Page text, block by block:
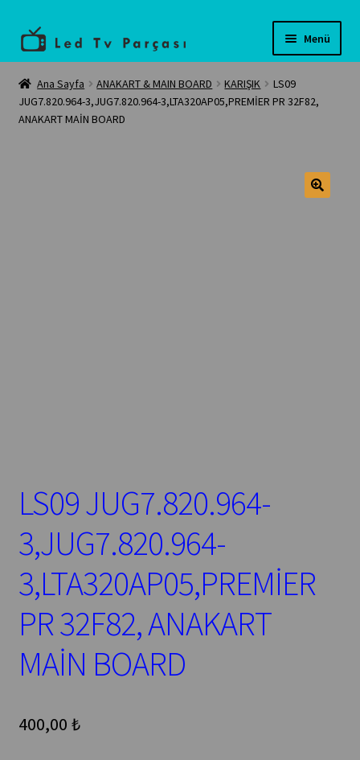
Dolaşıma
geç
İçeriğe
geç
Menü
Anasayfa
Teknik servis
Ana Sayfa ANAKART & MAIN BOARD KARIŞIK
LS09
JUG7.820.964-3,JUG7.820.964-3,LTA320AP05,PREMİER PR 32F82,
ANAKART MAİN BOARD
LS09 JUG7.820.964-
3,JUG7.820.964-
3,LTA320AP05,PREMİER
PR 32F82, ANAKART
MAİN BOARD
400,00 ₺